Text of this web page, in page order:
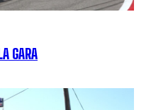
GARA